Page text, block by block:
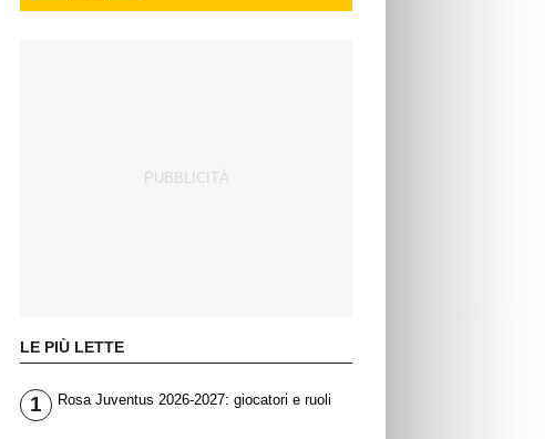
LE PIÙ LETTE
1 Rosa Juventus 2026-2027: giocatori e ruoli